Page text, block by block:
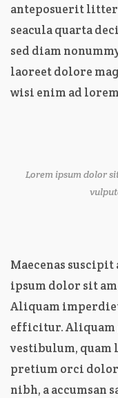
anteposuerit
seacula quarta
sed diam
laoreet dolore
wisi enim ad
Lorem ipsum dolor
Maecenas
ipsum dolor sit
Aliquam
efficitur. Aliquam
vestibulum, quam
pretium orci dolor
nibh, a accumsan